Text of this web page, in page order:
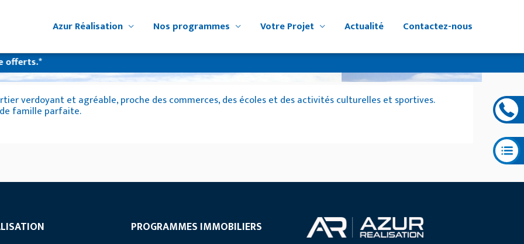
Azur Réalisation Nos programmes Votre Projet Actualité Contactez-nous
verdoyant et agréable, proche des commerces, des écoles et des activités culturelles et sportives.
famille parfaite.
PROGRAMMES IMMOBILIERS